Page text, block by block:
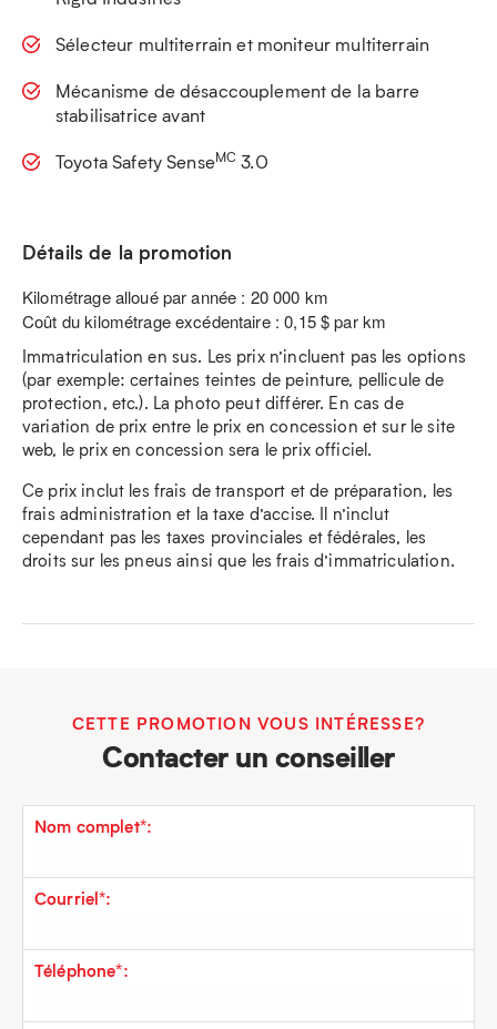
Sélecteur multiterrain et moniteur multiterrain
Mécanisme de désaccouplement de la barre
stabilisatrice avant
Toyota Safety SenseMC 3.0
Détails de la promotion
Kilométrage alloué par année : 20 000 km
Coût du kilométrage excédentaire : 0,15 $ par km
Immatriculation en sus. Les prix n’incluent pas les options
(par exemple: certaines teintes de peinture, pellicule de
protection, etc.). La photo peut différer. En cas de
variation de prix entre le prix en concession et sur le site
web, le prix en concession sera le prix officiel.
Ce prix inclut les frais de transport et de préparation, les
frais administration et la taxe d’accise. Il n’inclut
cependant pas les taxes provinciales et fédérales, les
droits sur les pneus ainsi que les frais d’immatriculation.
CETTE PROMOTION VOUS INTÉRESSE?
Contacter un conseiller
Nom complet*:
Courriel*:
Téléphone*: